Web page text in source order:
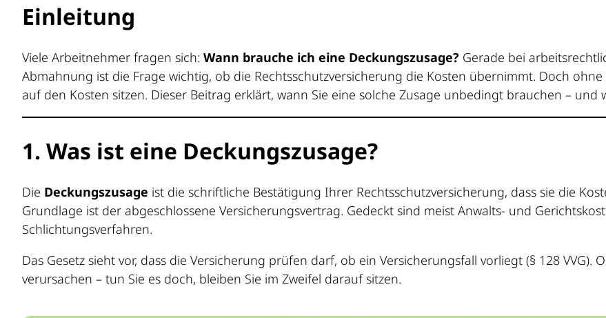
Einleitung
Viele Arbeitnehmer fragen sich: Wann brauche ich eine Deckungszusage? Gerade bei
Abmahnung ist die Frage wichtig, ob die Rechtsschutzversicherung die Kosten übernimmt. Doch
auf den Kosten sitzen. Dieser Beitrag erklärt, wann Sie eine solche Zusage unbedingt brauchen – und
1. Was ist eine Deckungszusage?
Die Deckungszusage ist die schriftliche Bestätigung Ihrer Rechtsschutzversicherung, dass sie die
Grundlage ist der abgeschlossene Versicherungsvertrag. Gedeckt sind meist Anwalts- und
Schlichtungsverfahren.
Das Gesetz sieht vor, dass die Versicherung prüfen darf, ob ein Versicherungsfall vorliegt (§ 128
verursachen – tun Sie es doch, bleiben Sie im Zweifel darauf sitzen.